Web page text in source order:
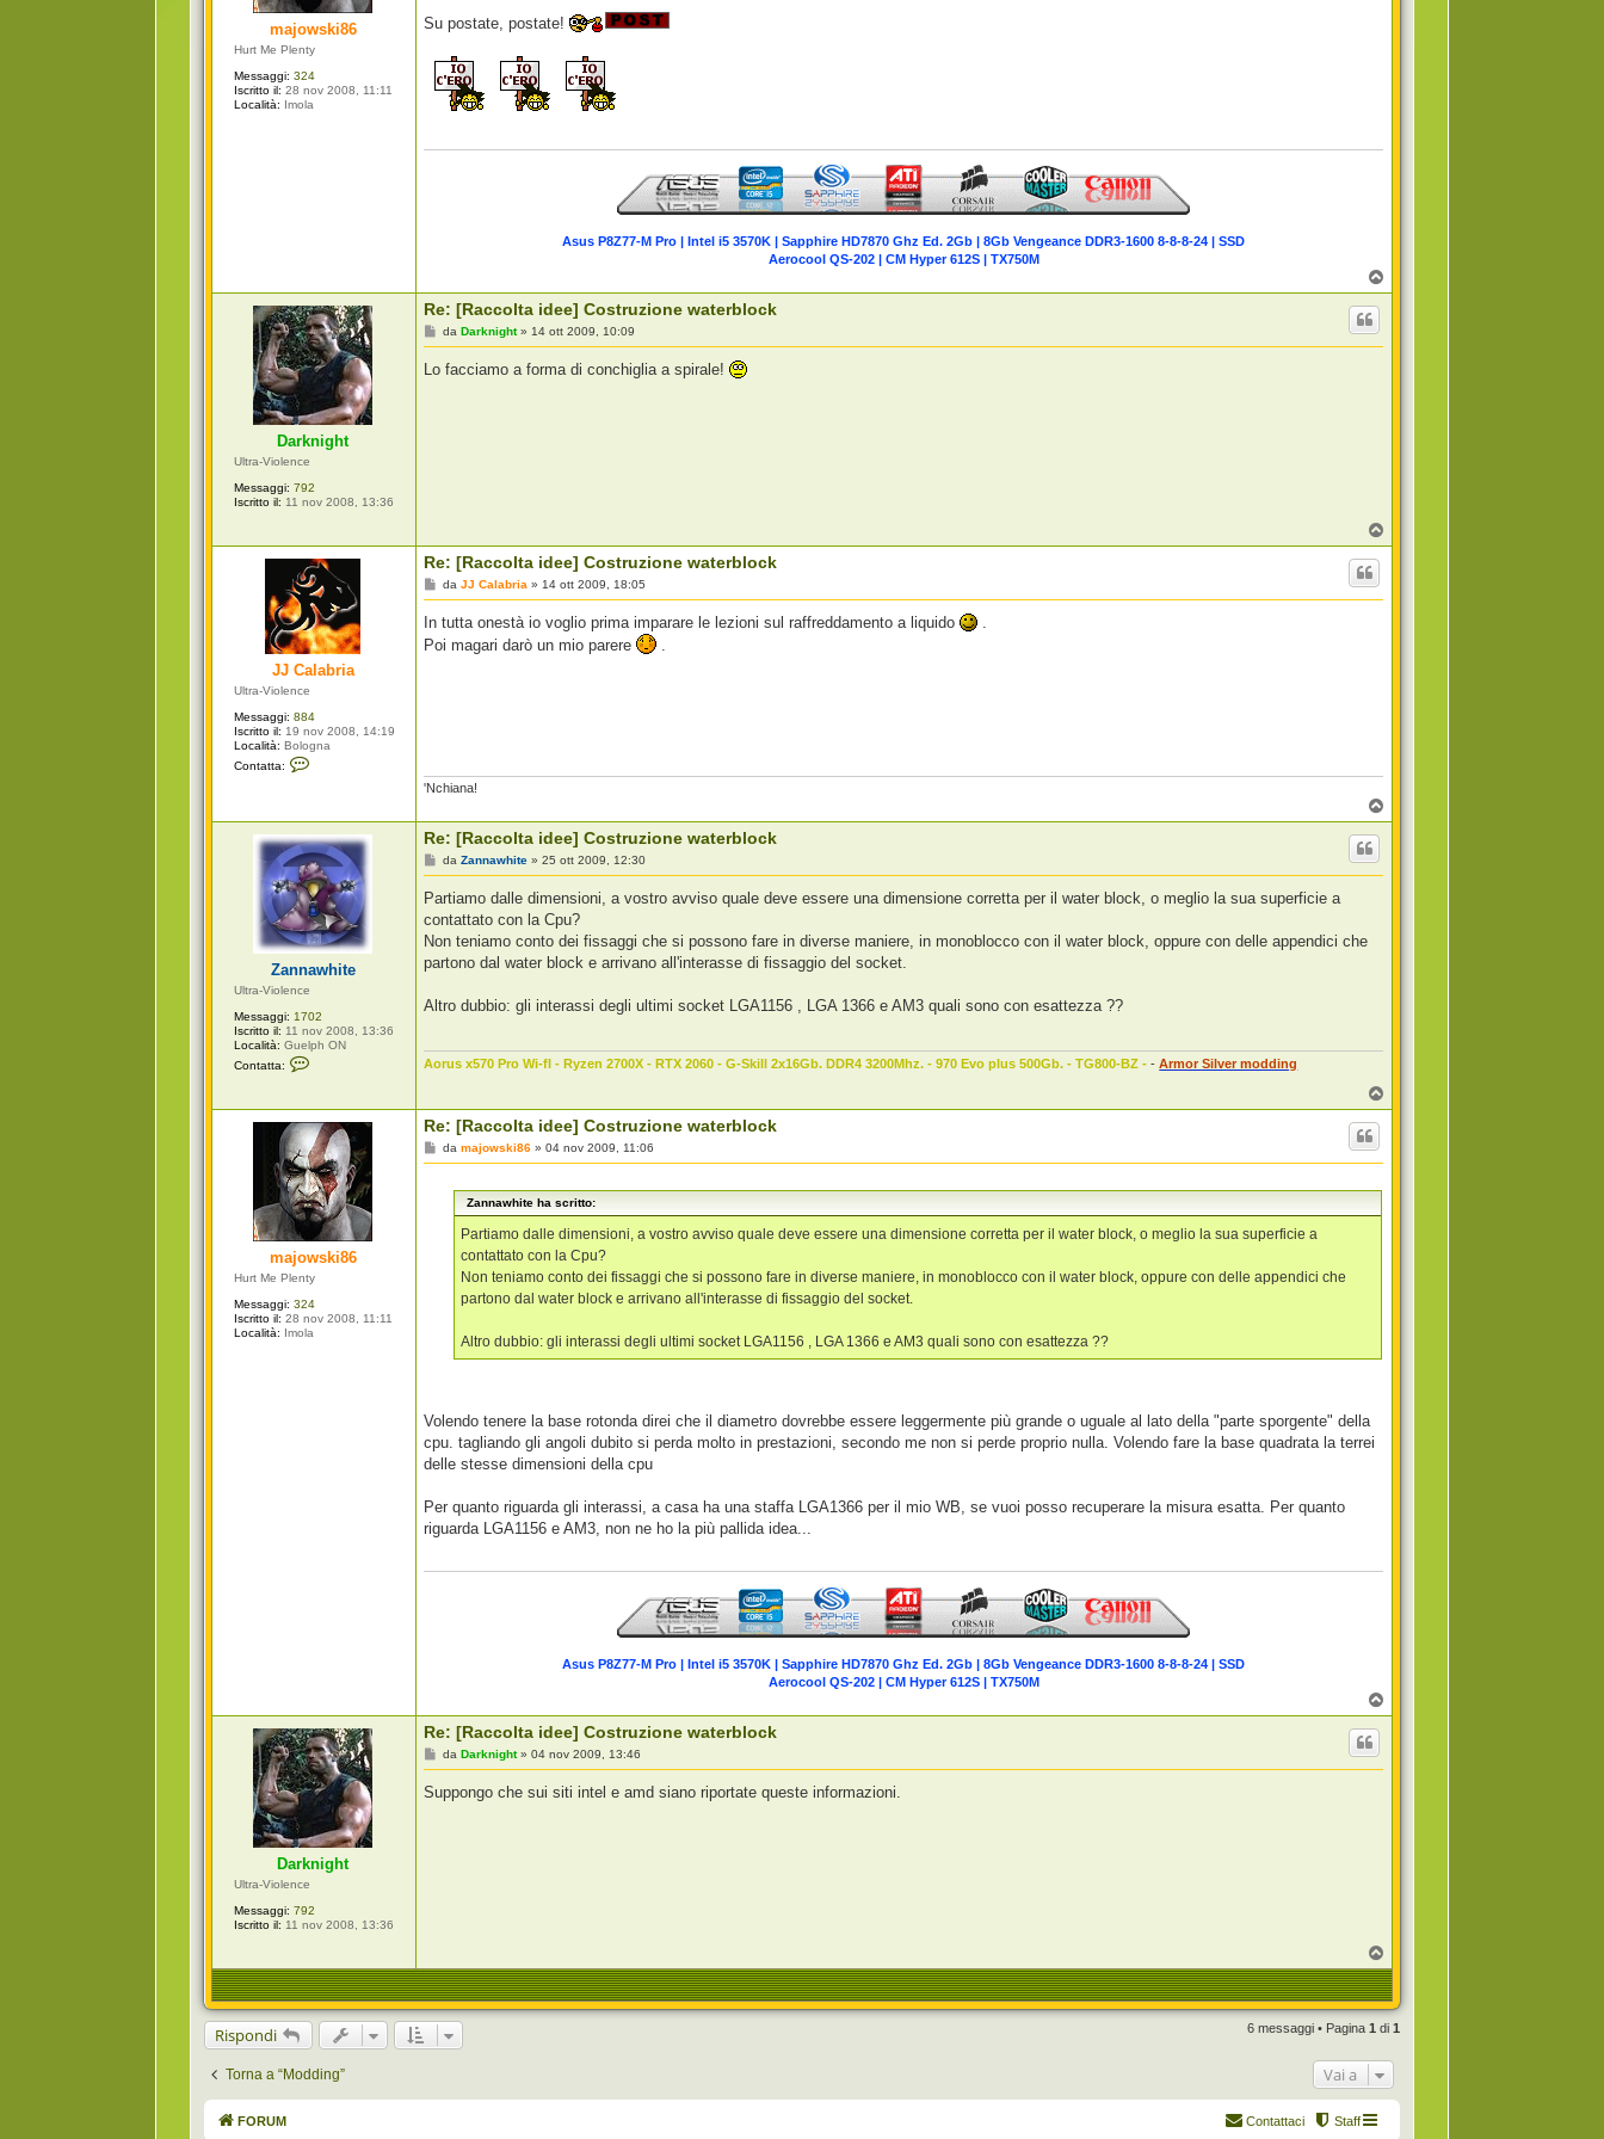
majowski86
Hurt Me Plenty
Messaggi: 324
Iscritto il: 28 nov 2008, 11:11
Località: Imola
i
o
Su postate, postate!
Asus P8Z77-M Pro | Intel i5 3570K | Sapphire HD7870 Ghz Ed. 2Gb | 8Gb Vengeance DDR3-1600 8-8-8-24 | SSD
Aerocool QS-202 | CM Hyper 612S | TX750M
o
Darknight
Ultra-Violence
Messaggi: 792
Iscritto il: 11 nov 2008, 13:36
Re: [Raccolta idee] Costruzione waterblock
M
e
s
daDarknight» 14 ott 2009, 10:09
Lo facciamo a forma di conchiglia a spirale!
o
JJ Calabria
Ultra-Violence
Messaggi: 884
Iscritto il: 19 nov 2008, 14:19
Località: Bologna
Contatta:
t
a
J
J
C
a
l
a
r
Re: [Raccolta idee] Costruzione waterblock
M
e
s
a
g
daJJ Calabria » 14 ott 2009, 18:05
In tutta onestà io voglio prima imparare le lezioni sul raffreddamento a liquido
.
Poi magari darò un mio parere
.
'Nchiana!
o
Zannawhite
Ultra-Violence
Messaggi: 1702
Iscritto il: 11 nov 2008, 13:36
Località: Guelph ON
Contatta:
t
t
a
Z
a
n
n
w
h
t
e
Re: [Raccolta idee] Costruzione waterblock
M
e
s
a
g
i
daZannawhite »25 ott 2009, 12:30
Partiamo dalle dimensioni, a vostro avviso quale deve essere una dimensione corretta per il water block, o meglio la sua superficie a
contattato con la Cpu?
Non teniamo conto dei fissaggi che si possono fare in diverse maniere, in monoblocco con il water block, oppure con delle appendici che
partono dal water block e arrivano all'interasse di fissaggio del socket.
Altro dubbio: gli interassi degli ultimi socket LGA1156 , LGA 1366 e AM3 quali sono con esattezza ??
Aorus x570 Pro Wi-fI - Ryzen 2700X - RTX 2060 - G-Skill 2x16Gb. DDR4 3200Mhz. - 970 Evo plus 500Gb. - TG800-BZ - -Armor Silver modding
o
majowski86
Hurt Me Plenty
Messaggi: 324
Iscritto il: 28 nov 2008, 11:11
Località: Imola
Re: [Raccolta idee] Costruzione waterblock
M
e
damajowski86 »04 nov 2009, 11:06
Zannawhite ha scritto:
Partiamo dalle dimensioni, a vostro avviso quale deve essere una dimensione corretta per il water block, o meglio la sua superficie a
contattato con la Cpu?
Non teniamo conto dei fissaggi che si possono fare in diverse maniere, in monoblocco con il water block, oppure con delle appendici che
partono dal water block e arrivano all'interasse di fissaggio del socket.
Altro dubbio: gli interassi degli ultimi socket LGA1156 , LGA 1366 e AM3 quali sono con esattezza ??
Volendo tenere la base rotonda direi che il diametro dovrebbe essere leggermente più grande o uguale al lato della "parte sporgente" della
cpu. tagliando gli angoli dubito si perda molto in prestazioni, secondo me non si perde proprio nulla. Volendo fare la base quadrata la terrei
delle stesse dimensioni della cpu
Per quanto riguarda gli interassi, a casa ha una staffa LGA1366 per il mio WB, se vuoi posso recuperare la misura esatta. Per quanto
riguarda LGA1156 e AM3, non ne ho la più pallida idea...
Asus P8Z77-M Pro | Intel i5 3570K | Sapphire HD7870 Ghz Ed. 2Gb | 8Gb Vengeance DDR3-1600 8-8-8-24 | SSD
Aerocool QS-202 | CM Hyper 612S | TX750M
o
Darknight
Ultra-Violence
Messaggi: 792
Iscritto il: 11 nov 2008, 13:36
Re: [Raccolta idee] Costruzione waterblock
M
e
s
daDarknight»04 nov 2009, 13:46
Suppongo che sui siti intel e amd siano riportate queste informazioni.
o
p
Rispondi 6 messaggi • Pagina 1 di 1
Torna a “Modding” Vai a
FORUM Staff
Contattaci